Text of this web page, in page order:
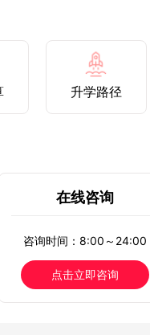
升学路径
在线咨询
咨询时间：8:00～24:00
点击立即咨询